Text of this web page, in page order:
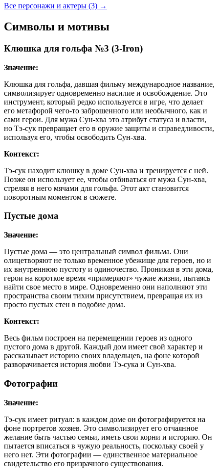
Все персонажи и актеры (3) →
Символы и мотивы
Клюшка для гольфа №3 (3-Iron)
Значение:
Клюшка для гольфа, давшая фильму международное название,
символизирует одновременно насилие и освобождение. Это
инструмент, который редко используется в игре, что делает
его метафорой чего-то заброшенного или необычного, как и
сами герои. Для мужа Сун-хва это атрибут статуса и власти,
но Тэ-сук превращает его в оружие защиты и справедливости,
используя его, чтобы освободить Сун-хва.
Контекст:
Тэ-сук находит клюшку в доме Сун-хва и тренируется с ней.
Позже он использует ее, чтобы отбиваться от мужа Сун-хва,
стреляя в него мячами для гольфа. Этот акт становится
поворотным моментом в сюжете.
Пустые дома
Значение:
Пустые дома — это центральный символ фильма. Они
олицетворяют не только временное убежище для героев, но и
их внутреннюю пустоту и одиночество. Проникая в эти дома,
герои на короткое время «примеряют» чужие жизни, пытаясь
найти свое место в мире. Одновременно они наполняют эти
пространства своим тихим присутствием, превращая их из
просто пустых стен в подобие дома.
Контекст:
Весь фильм построен на перемещении героев из одного
пустого дома в другой. Каждый дом имеет свой характер и
рассказывает историю своих владельцев, на фоне которой
разворачивается история любви Тэ-сука и Сун-хва.
Фотографии
Значение:
Тэ-сук имеет ритуал: в каждом доме он фотографируется на
фоне портретов хозяев. Это символизирует его отчаянное
желание быть частью семьи, иметь свои корни и историю. Он
пытается вписаться в чужую реальность, поскольку своей у
него нет. Эти фотографии — единственное материальное
свидетельство его призрачного существования.